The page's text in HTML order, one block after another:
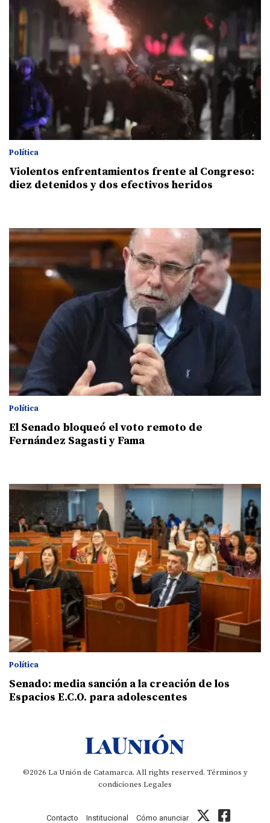
Política
Violentos enfrentamientos frente al Congreso:
diez detenidos y dos efectivos heridos
Política
El Senado bloqueó el voto remoto de
Fernández Sagasti y Fama
Política
Senado: media sanción a la creación de los
Espacios E.C.O. para adolescentes
©2026 La Unión de Catamarca. All rights reserved. Términos y
condiciones Legales
Contacto Institucional Cómo anunciar